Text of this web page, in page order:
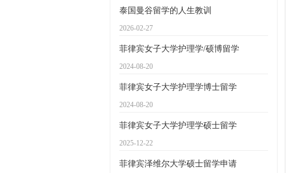
泰国曼谷留学的人生教训
2026-02-27
菲律宾女子大学护理学/硕博留学
2024-08-20
菲律宾女子大学护理学博士留学
2024-08-20
菲律宾女子大学护理学硕士留学
2025-12-22
菲律宾泽维尔大学硕士留学申请